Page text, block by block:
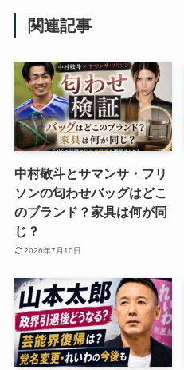
関連記事
中村敬斗とサマンサ・フリ
ソンの匂わせバッグはどこ
のブランド？家具は何が同
じ？
2026年7月10日